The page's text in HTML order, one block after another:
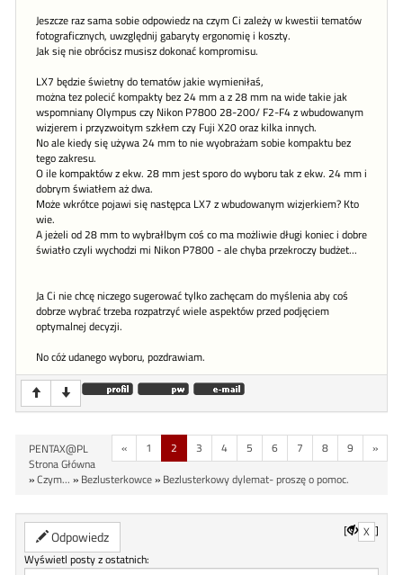
Jeszcze raz sama sobie odpowiedz na czym Ci zależy w kwestii tematów
fotograficznych, uwzględnij gabaryty ergonomię i koszty.
Jak się nie obrócisz musisz dokonać kompromisu.
LX7 będzie świetny do tematów jakie wymieniłaś,
można tez polecić kompakty bez 24 mm a z 28 mm na wide takie jak
wspomniany Olympus czy Nikon P7800 28-200/ F2-F4 z wbudowanym
wizjerem i przyzwoitym szkłem czy Fuji X20 oraz kilka innych.
No ale kiedy się używa 24 mm to nie wyobrażam sobie kompaktu bez
tego zakresu.
O ile kompaktów z ekw. 28 mm jest sporo do wyboru tak z ekw. 24 mm i
dobrym światłem aż dwa.
Może wkrótce pojawi się następca LX7 z wbudowanym wizjerkiem? Kto
wie.
A jeżeli od 28 mm to wybrałlbym coś co ma możliwie długi koniec i dobre
światło czyli wychodzi mi Nikon P7800 - ale chyba przekroczy budżet...
Ja Ci nie chcę niczego sugerować tylko zachęcam do myślenia aby coś
dobrze wybrać trzeba rozpatrzyć wiele aspektów przed podjęciem
optymalnej decyzji.
No cóż udanego wyboru, pozdrawiam.
« 1 2 3 4 5 6 7 8 9 »
PENTAX@PL
Strona Główna
»Czym... » Bezlusterkowce» Bezlusterkowy dylemat- proszę o pomoc.
Odpowiedz [ X ]
Wyświetl posty z ostatnich: